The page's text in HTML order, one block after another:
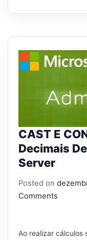
CAST E
Decimais
Server
Posted on
Comments
Ao realizar cálculos